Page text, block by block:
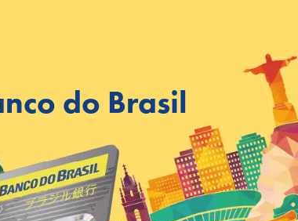
do Brasil